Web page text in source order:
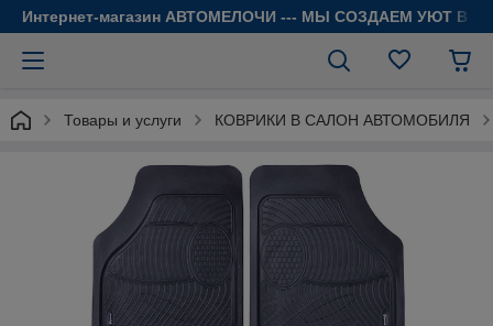
Интернет-магазин АВТОМЕЛОЧИ --- МЫ СОЗДАЕМ УЮТ В
Товары и услуги КОВРИКИ В САЛОН АВТОМОБИЛЯ